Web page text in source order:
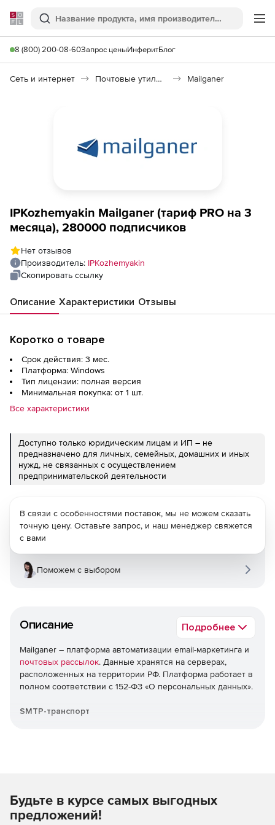
Softline
Поиск
8 (800) 200-08-60Запрос ценыИнферитБлог
Сеть и интернет Почтовые утилиты Mailganer
IPKozhemyakin Mailganer (тариф PRO на 3
месяца), 280000 подписчиков
Нет отзывов
Производитель: IPKozhemyakin
Скопировать ссылку
Описание Характеристики Отзывы
Коротко о товаре
Срок действия: 3 мес.
Платформа: Windows
Тип лицензии: полная версия
Минимальная покупка: от 1 шт.
Все характеристики
Доступно только юридическим лицам и ИП – не
предназначено для личных, семейных, домашних и иных
нужд, не связанных с осуществлением
предпринимательской деятельности
Описание Подробнее
Mailganer – платформа автоматизации email-маркетинга и
почтовых рассылок. Данные хранятся на серверах,
расположенных на территории РФ. Платформа работает в
полном соответствии с 152-ФЗ «О персональных данных».
SMTP-транспорт
Увеличение CTR до нужного результата. Простая
настройка основных триггеров: цепочки, связанные с
В связи с особенностями поставок, мы не можем сказать
точную цену. Оставьте запрос, и наш менеджер свяжется
с вами
Поможем с выбором
Будьте в курсе самых выгодных
предложений!